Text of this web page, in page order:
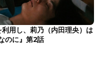
用し、莉乃（内田理央）は
のに』第2話